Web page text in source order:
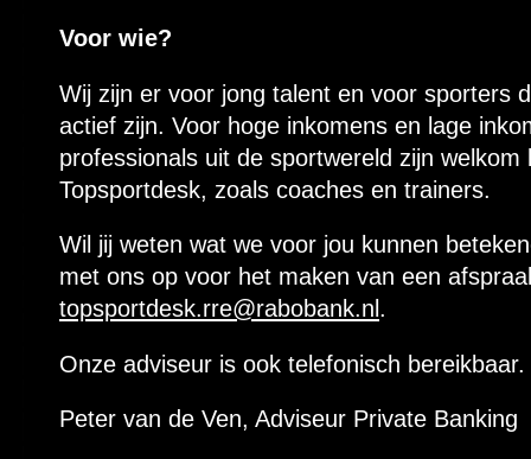
Voor wie?
Wij zijn er voor jong talent en voor sporters
actief zijn. Voor hoge inkomens en lage
professionals uit de sportwereld zijn welkom
Topsportdesk, zoals coaches en trainers.
Wil jij weten wat we voor jou kunnen
met ons op voor het maken van een
topsportdesk.rre@rabobank.nl .
Onze adviseur is ook telefonisch bereikbaar.
Peter van de Ven, Adviseur Private Banking